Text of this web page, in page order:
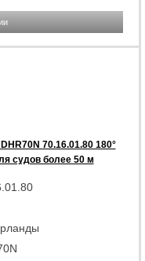
70.16.01.80 180°
судов более 50 м